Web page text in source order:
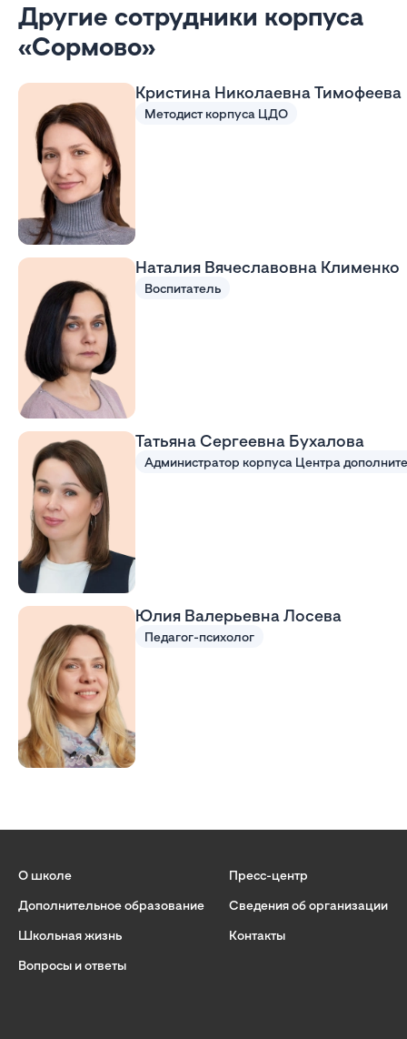
Другие сотрудники корпуса
«Сормово»
Кристина Николаевна Тимофеева
Методист корпуса ЦДО
Наталия Вячеславовна Клименко
Воспитатель
Татьяна Сергеевна Бухалова
Юлия Валерьевна Лосева
Педагог-психолог
О школе
Дополнительное образование
Школьная жизнь
Вопросы и ответы
Пресс-центр
Сведения об организации
Контакты